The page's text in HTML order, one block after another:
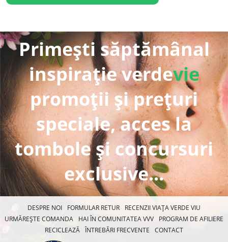
Primești săptămânal
inspirație verdevie
promoții și prețuri
speciale, acces la
tombole și concursuri
exclusive...
DESPRE NOI FORMULAR RETUR
RECENZII VIAȚA VERDE VIU
URMĂREȘTE COMANDA
HAI ÎN COMUNITATEA VVV
PROGRAM DE AFILIERE
RECICLEAZĂ ÎNTREBĂRI FRECVENTE CONTACT